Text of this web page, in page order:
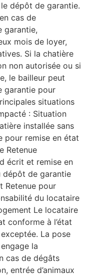
dépôt de garantie.
cas de
garantie,
mois de loyer,
Si la chatière
non autorisée ou si
le bailleur peut
garantie pour
situations
: Situation
installée sans
pour remise en état
Retenue
écrit et remise en
de garantie
Retenue pour
du locataire
Le locataire
conforme à l’état
La pose
la
cas de dégâts
entrée d’animaux